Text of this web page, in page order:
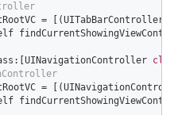
=
=